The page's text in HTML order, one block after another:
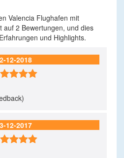
Valencia Flughafen mit
auf 2 Bewertungen, und dies
und Highlights.
12-2018
12-2017